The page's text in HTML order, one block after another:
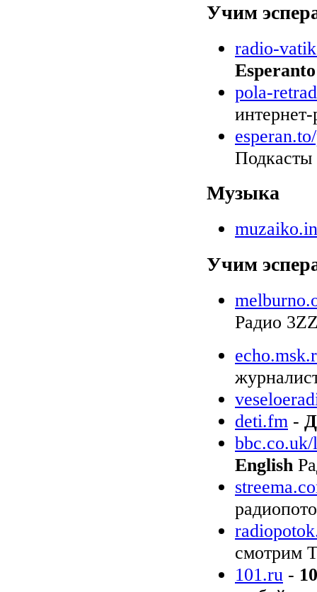
Учим
radio-
Esperanto
pola-
Подкасты
Музыка
Учим
Радио
deti.fm -
English
смотрим
101.ru -